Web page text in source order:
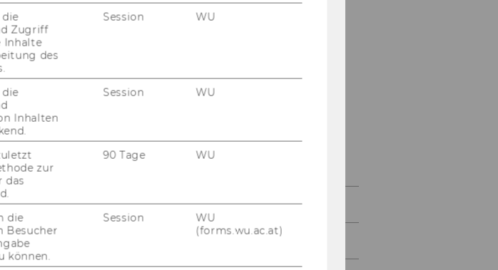
29.5.2015: Data Science-
Wien
Zugriff
Inhalte
des
Session WU
Inhalten
Session WU
zur
das
90 Tage WU
die
Besucher
können.
Session
WU
(forms.wu.ac.at)